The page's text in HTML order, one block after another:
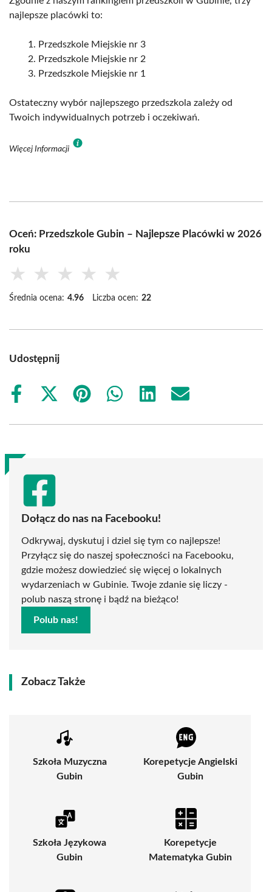
najlepsze placówki to:
Przedszkole Miejskie nr 3
Przedszkole Miejskie nr 2
Przedszkole Miejskie nr 1
Ostateczny wybór najlepszego przedszkola zależy od
Twoich indywidualnych potrzeb i oczekiwań.
Więcej Informacji
Oceń: Przedszkole Gubin – Najlepsze Placówki w 2026
roku
★ ★ ★ ★ ★
Średnia ocena: 4.96 Liczba ocen: 22
Udostępnij
Share
Share
(Twitter)
Share
Share
Share
Share
Dołącz do nas na Facebooku!
Odkrywaj, dyskutuj i dziel się tym co najlepsze!
Przyłącz się do naszej społeczności na Facebooku,
gdzie możesz dowiedzieć się więcej o lokalnych
wydarzeniach w Gubinie. Twoje zdanie się liczy -
polub naszą stronę i bądź na bieżąco!
Polub nas!
Zobacz Także
Szkoła Muzyczna
Gubin
Korepetycje Angielski
Gubin
Szkoła Językowa
Gubin
Korepetycje
Matematyka Gubin